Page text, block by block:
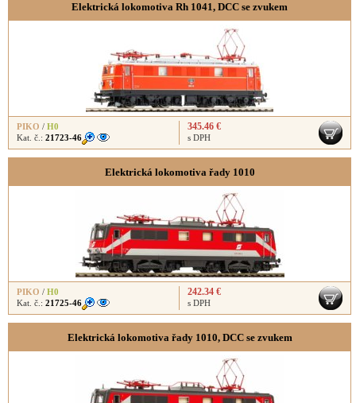
Elektrická lokomotiva Rh 1041, DCC se zvukem
PIKO / H0
Kat. č.: 21723-46
345.46 €
s DPH
Elektrická lokomotiva řady 1010
PIKO / H0
Kat. č.: 21725-46
242.34 €
s DPH
Elektrická lokomotiva řady 1010, DCC se zvukem